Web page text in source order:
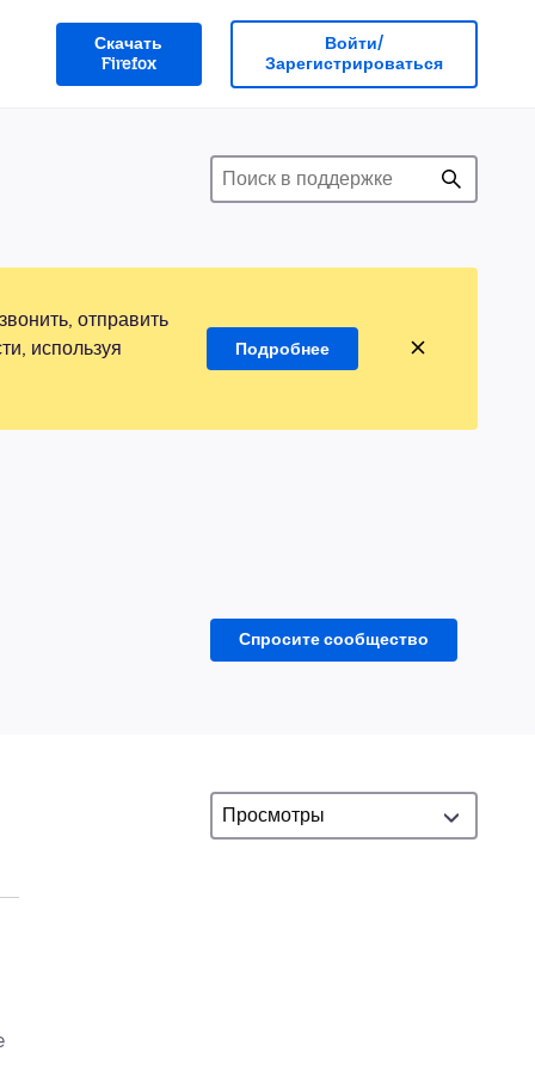
Скачать
Firefox
Войти/
Зарегистрироваться
отправить
используя
Подробнее
Спросите сообщество